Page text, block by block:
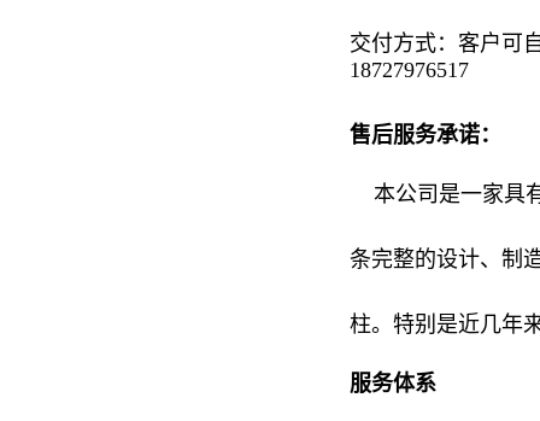
交付方式：客户可
18727976517
售后服务承诺：
本公司是一家具
条完整的设计、制
柱。特别是近几年
服务体系